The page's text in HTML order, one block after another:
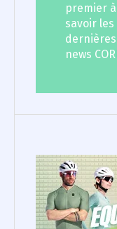
premier à
savoir les
dernières
news